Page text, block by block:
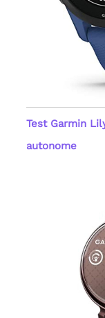
Test Garmin
autonome